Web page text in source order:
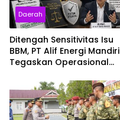
Daerah
Ditengah Sensitivitas Isu
BBM, PT Alif Energi Mandiri
Tegaskan Operasional